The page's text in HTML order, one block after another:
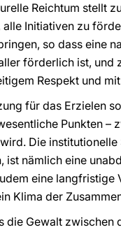
Reichtum stellt
alle Initiativen zu
so dass eine
förderlich ist,
Respekt und
für das Erzielen
Punkten –
Die
ist nämlich eine
eine
Klima der
die Gewalt